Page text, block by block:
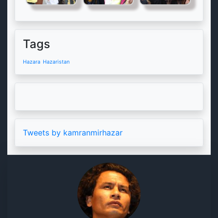
Tags
Hazara Hazaristan
Tweets by kamranmirhazar